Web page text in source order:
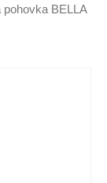
BELLA